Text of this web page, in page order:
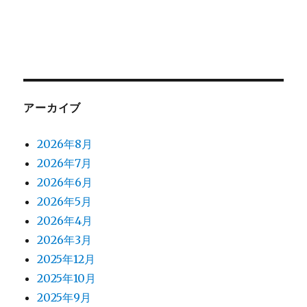
アーカイブ
2026年8月
2026年7月
2026年6月
2026年5月
2026年4月
2026年3月
2025年12月
2025年10月
2025年9月